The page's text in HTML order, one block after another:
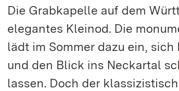
Die Grabkapelle auf dem
elegantes Kleinod. Die
lädt im Sommer dazu ein, sich
und den Blick ins Neckartal
lassen. Doch der